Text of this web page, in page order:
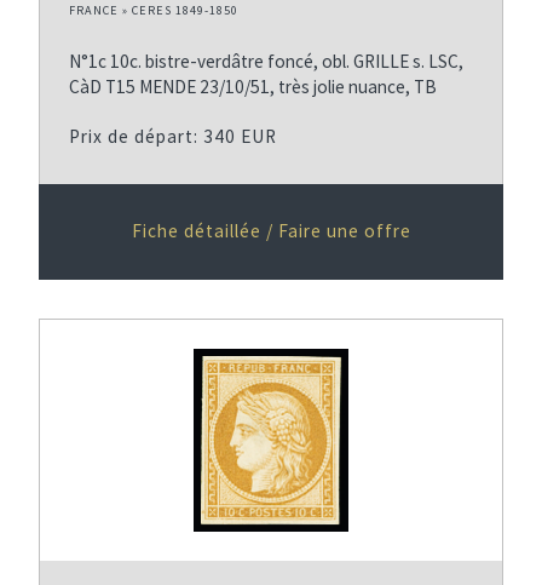
FRANCE » CERES 1849-1850
N°1c 10c. bistre-verdâtre foncé, obl. GRILLE s. LSC,
CàD T15 MENDE 23/10/51, très jolie nuance, TB
Prix de départ: 340 EUR
Fiche détaillée / Faire une offre